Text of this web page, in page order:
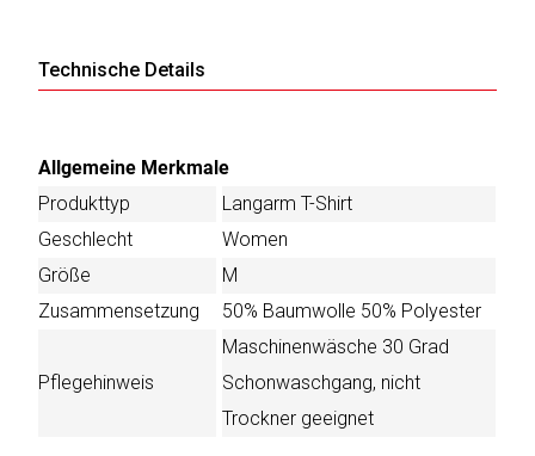
Technische Details
Allgemeine Merkmale
Produkttyp
Langarm T-Shirt
Geschlecht
Women
Größe
M
Zusammensetzung
50% Baumwolle 50% Polyester
Pflegehinweis
Maschinenwäsche 30 Grad
Schonwaschgang, nicht
Trockner geeignet